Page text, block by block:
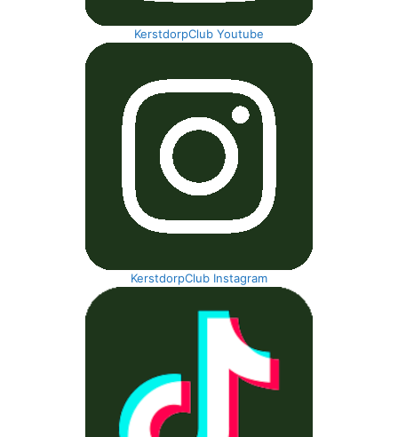
KerstdorpClub Youtube
KerstdorpClub Instagram